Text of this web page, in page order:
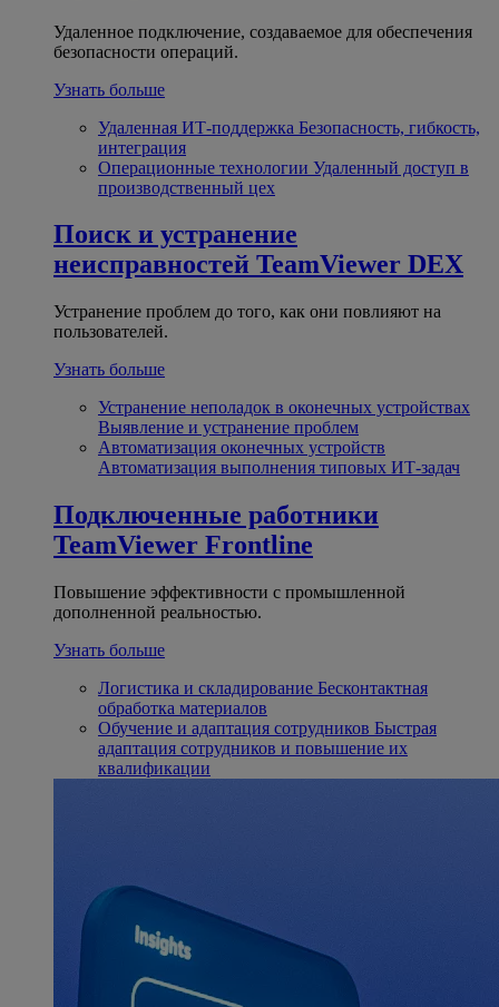
Удаленное подключение, создаваемое для обеспечения
безопасности операций.
Узнать больше
Удаленная ИТ-поддержка Безопасность, гибкость,
интеграция
Операционные технологии Удаленный доступ в
производственный цех
Поиск и устранение
неисправностей TeamViewer DEX
Устранение проблем до того, как они повлияют на
пользователей.
Узнать больше
Устранение неполадок в оконечных устройствах
Выявление и устранение проблем
Автоматизация оконечных устройств
Автоматизация выполнения типовых ИТ-задач
Подключенные работники
TeamViewer Frontline
Повышение эффективности с промышленной
дополненной реальностью.
Узнать больше
Логистика и складирование Бесконтактная
обработка материалов
Обучение и адаптация сотрудников Быстрая
адаптация сотрудников и повышение их
квалификации